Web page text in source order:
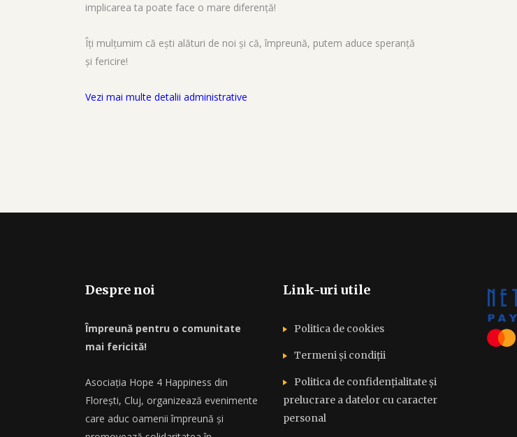
implicarea ta poate face o mare diferență!
Îți mulțumim că ești alături de noi și că, împreună, putem aduce speranță
și fericire!
Vezi mai multe detalii administrative
Despre noi
Împreună pentru o comunitate
mai fericită!
Asociația Hope 4 Happiness din
Florești, Cluj, organizează evenimente
care aduc oamenii împreună și
Link-uri utile
Politica de cookies
Termeni și condiții
Politica de confidențialitate și
prelucrare a datelor cu caracter
personal